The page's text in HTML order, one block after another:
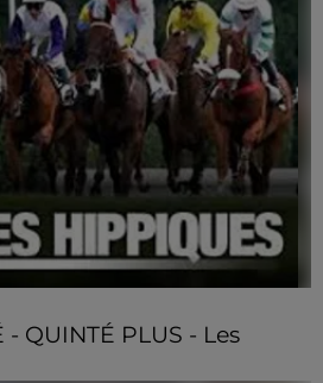
- QUINTÉ PLUS - Les